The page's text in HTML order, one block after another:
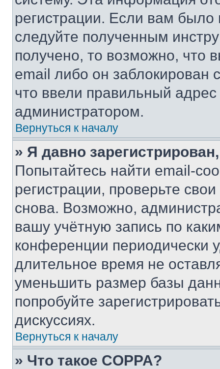
регистрации. Если вам
следуйте полученным
получено, то возможно, что
email либо он
что ввели правильный адрес
администратором.
Вернуться к началу
» Я давно
Попытайтесь найти email-
регистрации, проверьте
снова. Возможно,
вашу учётную запись по
конференции периодически
длительное время не
уменьшить размер базы
попробуйте
дискуссиях.
Вернуться к началу
» Что такое COPPA?